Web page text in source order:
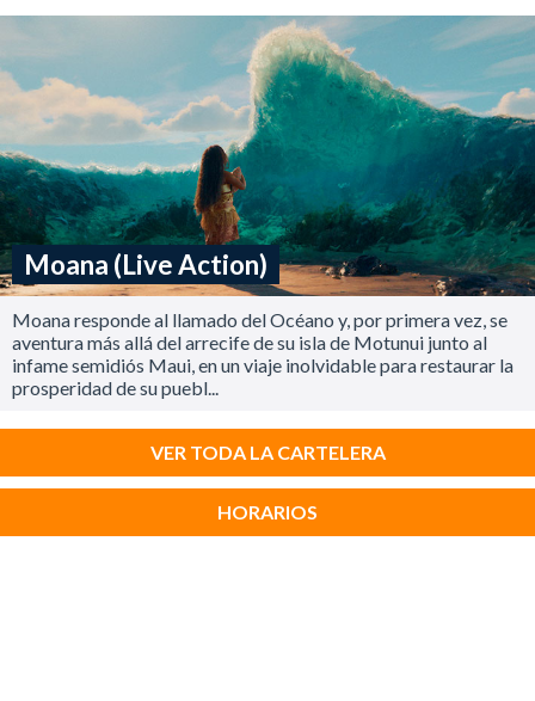
Moana (Live Action)
Moana responde al llamado del Océano y, por primera vez, se
aventura más allá del arrecife de su isla de Motunui junto al
infame semidiós Maui, en un viaje inolvidable para restaurar la
prosperidad de su puebl...
VER TODA LA CARTELERA
HORARIOS